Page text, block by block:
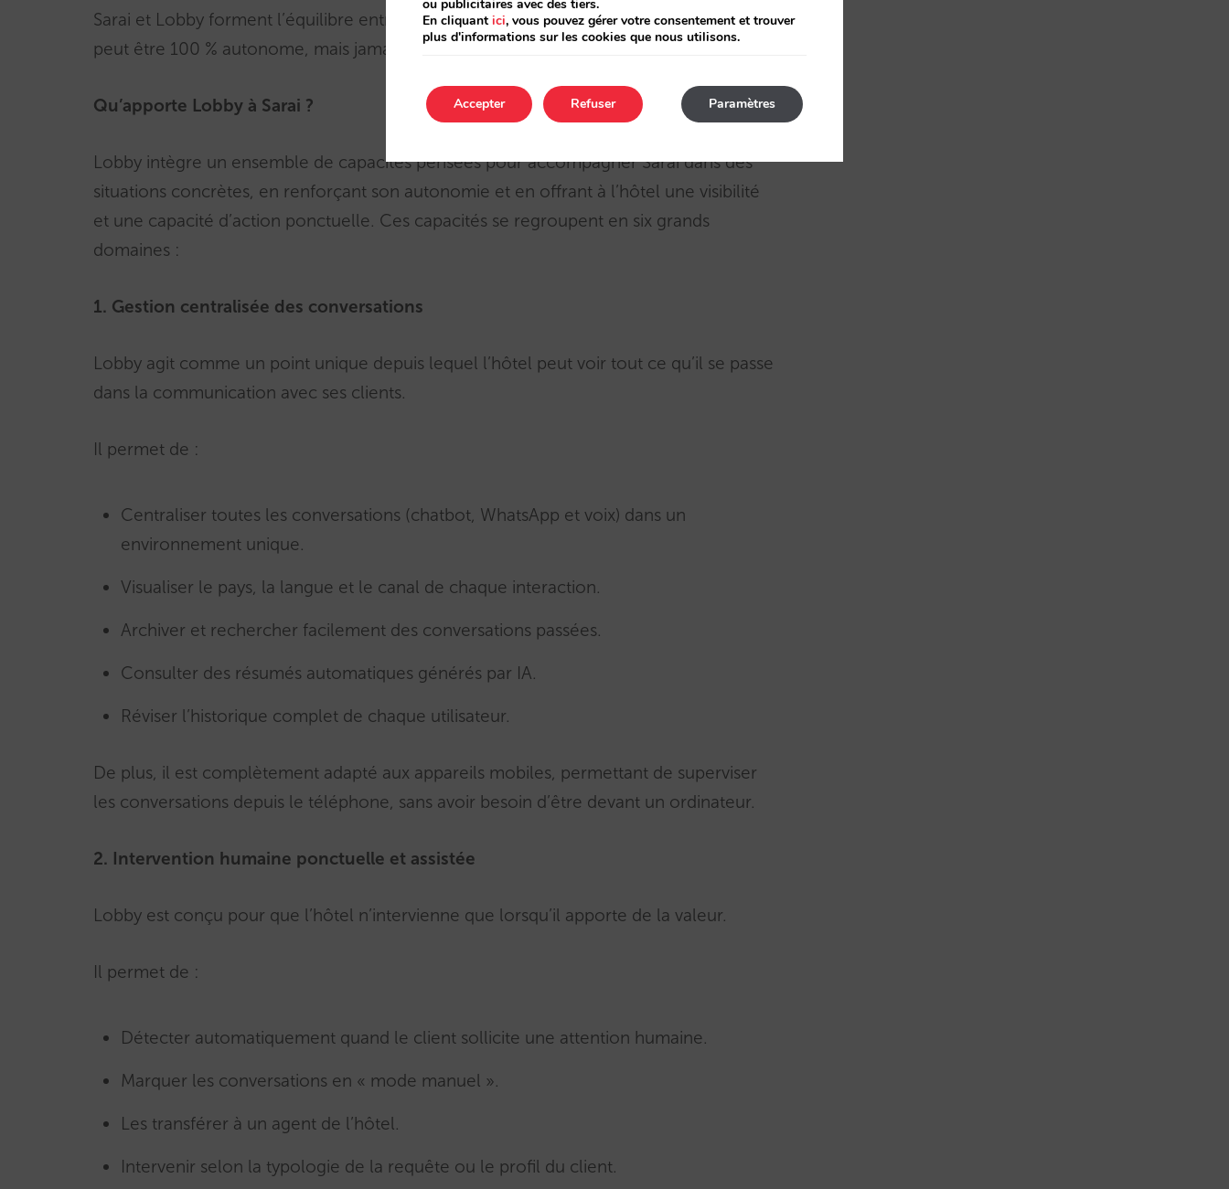
Sarai et Lobby forment l’équilibre entre autonomie et intervention. La conversation
peut être 100 % autonome, mais jamais opaque.
Qu’apporte Lobby à Sarai ?
Lobby intègre un ensemble de capacités pensées pour accompagner Sarai dans des
situations concrètes, en renforçant son autonomie et en offrant à l’hôtel une visibilité
et une capacité d’action ponctuelle. Ces capacités se regroupent en six grands
domaines :
1. Gestion centralisée des conversations
Lobby agit comme un point unique depuis lequel l’hôtel peut voir tout ce qu’il se passe
dans la communication avec ses clients.
Il permet de :
Centraliser toutes les conversations (chatbot, WhatsApp et voix) dans un
environnement unique.
Visualiser le pays, la langue et le canal de chaque interaction.
Archiver et rechercher facilement des conversations passées.
Consulter des résumés automatiques générés par IA.
Réviser l’historique complet de chaque utilisateur.
De plus, il est complètement adapté aux appareils mobiles, permettant de superviser
les conversations depuis le téléphone, sans avoir besoin d’être devant un ordinateur.
2. Intervention humaine ponctuelle et assistée
Lobby est conçu pour que l’hôtel n’intervienne que lorsqu’il apporte de la valeur.
Il permet de :
Détecter automatiquement quand le client sollicite une attention humaine.
Marquer les conversations en « mode manuel ».
Les transférer à un agent de l’hôtel.
Intervenir selon la typologie de la requête ou le profil du client.
ou publicitaires avec des tiers.
En cliquant ici, vous pouvez gérer votre consentement et trouver
plus d'informations sur les cookies que nous utilisons.
Accepter Paramètres
Refuser